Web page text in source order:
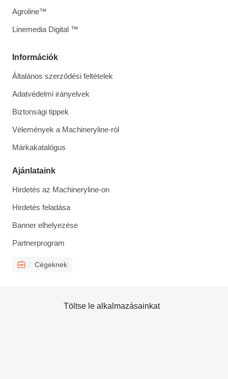
Információk
Általános szerződési feltételek
Adatvédelmi irányelvek
Biztonsági tippek
Vélemények a Machineryline-ról
Márkakatalógus
Ajánlataink
Hirdetés az Machineryline-on
Hirdetés feladása
Banner elhelyezése
Partnerprogram
Cégeknek
Agroline™
Linemedia Digital ™
Töltse le alkalmazásainkat